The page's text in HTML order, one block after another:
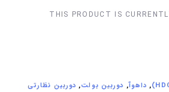
THIS PRODUCT IS
, داهوآ, دوربین بولت, دوربین نظارتی